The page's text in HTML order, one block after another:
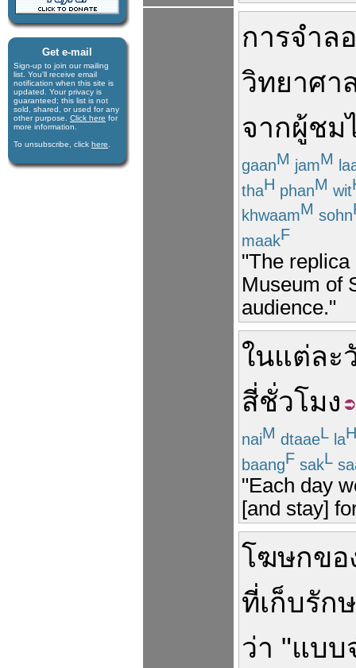
Get e-mail
Sign-up to join our mail­ing
list. You'll receive e­mail
notification when this site is
updated. Your privacy is
guaran­teed; this list is not
sold, shared, or used for any
other purpose. Click here for
more infor­mation.
To unsubscribe, click here
การจำล
วิทยาศา
จากผู้ชม
gaanM jamM
thaH phanM wit
khwaamM sohn
maakF
"The replica
Museum of
audience."
ในแต่ละ
สี่ชั่วโมง
naiM dtaaeL laH
baangF sakL
"Each day
[and stay]
โฆษกขอ
ที่เก็บรัก
ว่า "แบบ